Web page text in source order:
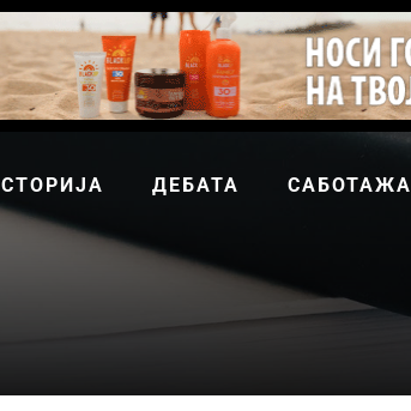
СТОРИЈА ДЕБАТА САБОТАЖА